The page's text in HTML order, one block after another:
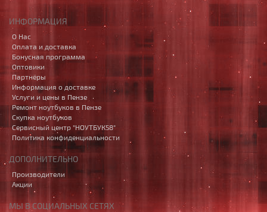
ИНФОРМАЦИЯ
О Нас
Оплата и доставка
Бонусная программа
Оптовики
Партнёры
Информация о доставке
Услуги и цены в Пензе
Ремонт ноутбуков в Пензе
Скупка ноутбуков
Сервисный центр "НОУТБУК58"
Политика конфиденциальности
ДОПОЛНИТЕЛЬНО
Производители
Акции
МЫ В СОЦИАЛЬНЫХ СЕТЯХ